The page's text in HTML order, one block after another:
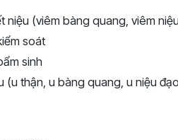
niệu (viêm bàng quang, viêm
soát
sinh
(u thận, u bàng quang, u niệu